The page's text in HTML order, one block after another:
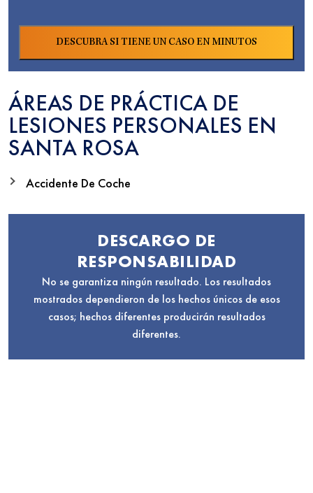
ÁREAS DE PRÁCTICA DE
LESIONES PERSONALES EN
SANTA ROSA
Accidente De Coche
DESCARGO DE
RESPONSABILIDAD
No se garantiza ningún resultado. Los resultados
mostrados dependieron de los hechos únicos de esos
casos; hechos diferentes producirán resultados
diferentes.